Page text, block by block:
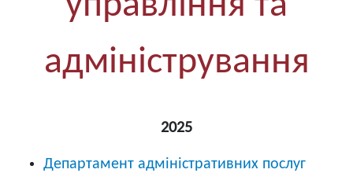
адміністрування
2025
Департамент адміністративних послуг